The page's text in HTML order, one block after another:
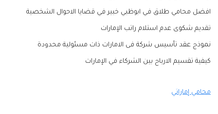
افضل محامي طلاق في ابوظبي خبير في قضايا الاحوال الشخصية
تقديم شكوى عدم استلام راتب الإمارات
نموذج عقد تأسيس شركة فى الامارات ذات مسئولية محدودة
كيفية تقسيم الارباح بين الشركاء في الإمارات
محامي إماراتي